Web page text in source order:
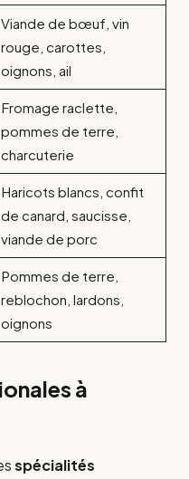
Viande de bœuf, vin
rouge, carottes,
oignons, ail
Fromage raclette,
pommes de terre,
charcuterie
Haricots blancs, confit
de canard, saucisse,
viande de porc
Pommes de terre,
reblochon, lardons,
oignons
à
spécialités